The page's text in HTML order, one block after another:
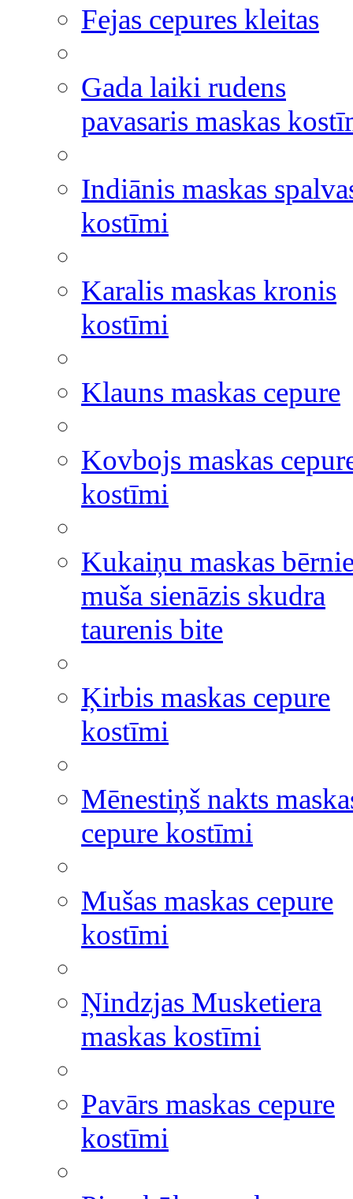
Fejas cepures kleitas
Gada laiki rudens
pavasaris maskas
Indiānis maskas
kostīmi
Karalis maskas kronis
kostīmi
Klauns maskas cepure
Kovbojs maskas
kostīmi
Kukaiņu maskas
muša sienāzis skudra
taurenis bite
Ķirbis maskas cepure
kostīmi
Mēnestiņš nakts
cepure kostīmi
Mušas maskas cepure
kostīmi
Ņindzjas Musketiera
maskas kostīmi
Pavārs maskas cepure
kostīmi